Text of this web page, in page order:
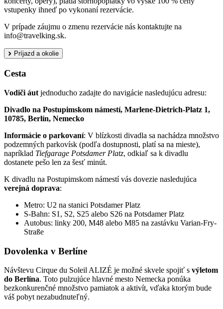
vstupenky ihneď po vykonaní rezervácie.
V prípade záujmu o zmenu rezervácie nás kontaktujte na
info@travelking.sk.
Príjazd a okolie
Cesta
Vodiči áut jednoducho zadajte do navigácie nasledujúcu adresu:
Divadlo na Postupimskom námestí, Marlene-Dietrich-Platz 1,
10785, Berlín, Nemecko
Informácie o parkovaní: V blízkosti divadla sa nachádza množstvo
podzemných parkovísk (podľa dostupnosti, platí sa na mieste),
napríklad Tiefgarage Potsdamer Platz, odkiaľ sa k divadlu
dostanete pešo len za šesť minút.
K divadlu na Postupimskom námestí vás dovezie nasledujúca
verejná doprava:
Metro: U2 na stanici Potsdamer Platz
S-Bahn: S1, S2, S25 alebo S26 na Potsdamer Platz
Autobus: linky 200, M48 alebo M85 na zastávku Varian-Fry-
Straße
Dovolenka v Berlíne
Návštevu Cirque du Soleil ALIZÉ je možné skvele spojiť s výletom
do Berlína. Toto pulzujúce hlavné mesto Nemecka ponúka
bezkonkurenčné množstvo pamiatok a aktivít, vďaka ktorým bude
váš pobyt nezabudnuteľný.